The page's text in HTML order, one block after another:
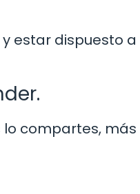
estar dispuesto a
compartes, más